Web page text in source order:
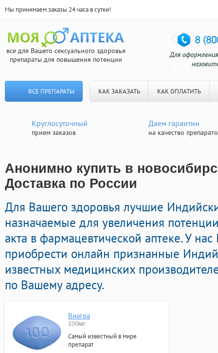
Мы принимаем заказы 24 часа в сутки!
все для Вашего сексуального здоровья
препараты для повышения потенции
ВСЕ ПРЕПАРАТЫ КАК ЗАКАЗАТЬ КАК ОПЛАТИТЬ
Круглосуточный
прием заказов
Даем гарантии
на качество
Анонимно купить в
Доставка по России
Для Вашего здоровья лучшие
назначаемые для увеличения
акта в фармацевтической аптеке. У
приобрести онлайн признанные
известных медицинских
по Вашему адресу.
Виагра
100мг
Самый известный в мире
препарат